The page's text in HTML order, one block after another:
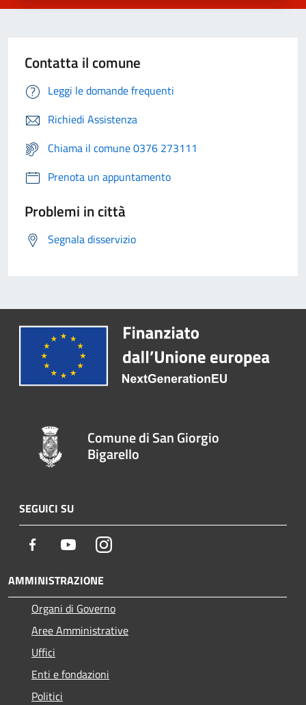
Contatta il comune
Leggi le domande frequenti
Richiedi Assistenza
Chiama il comune 0376 273111
Prenota un appuntamento
Problemi in città
Segnala disservizio
Comune di San Giorgio
Bigarello
SEGUICI SU
Facebook YoutubeInstagram
AMMINISTRAZIONE
Organi di Governo
Aree Amministrative
Uffici
Enti e fondazioni
Politici